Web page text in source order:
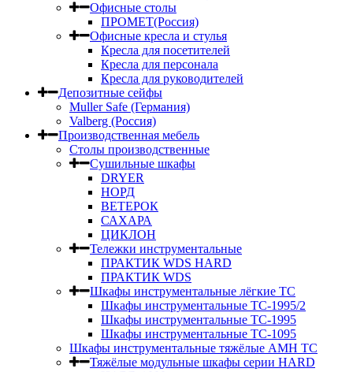
Офисные столы
ПРОМЕТ(Россия)
Офисные кресла и стулья
Кресла для посетителей
Кресла для персонала
Кресла для руководителей
Депозитные сейфы
Muller Safe (Германия)
Valberg (Россия)
Производственная мебель
Столы производственные
Сушильные шкафы
DRYER
НОРД
ВЕТЕРОК
САХАРА
ЦИКЛОН
Тележки инструментальные
ПРАКТИК WDS HARD
ПРАКТИК WDS
Шкафы инструментальные лёгкие ТС
Шкафы инструментальные ТС-1995/2
Шкафы инструментальные TC-1995
Шкафы инструментальные TC-1095
Шкафы инструментальные тяжёлые AMH TC
Тяжёлые модульные шкафы серии HARD